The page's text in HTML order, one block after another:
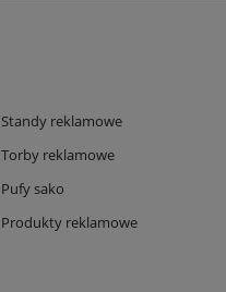
Standy reklamowe
Torby reklamowe
Pufy sako
Produkty reklamowe